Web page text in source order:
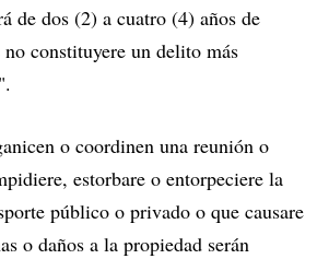
de dos (2) a cuatro (4) años de
constituyere un delito más
o coordinen una reunión o
estorbare o entorpeciere la
público o privado o que causare
o daños a la propiedad serán